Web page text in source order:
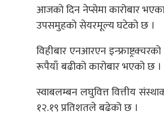
आजको दिन नेप्सेमा कारोबार
उपसमुहको सेयरमूल्य घटेको छ ।
विहीबार एनआरएन
रूपैयाँ बढीको कारोबार भएको छ ।
स्वाबलम्बन लघुवित्त वित्तीय
१२.१९ प्रतिशतले बढेको छ ।